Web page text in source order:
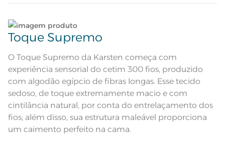
Quantidade de Peças
Atributos
com 3 abas de 7cm com filete
sobreposto de 2,5cm e cordonê
aplicado nos 3 lados
Descrição Visual
Base em cor Rosa com filete nude
aplicado na pala do sobrelençol e
fronha com bordo sobreposto e
cordonê aplicado em cor nude.
Lençol de elástico liso
Composição 100% Algodão
Lave tipos de tecidos distintos separadamente;
Não lave cores claras e cores escuras no mesmo
ciclo;
Lave as peças no ciclo leve, suave ou delicado de
sua lavadora;
Enxágue as peças com bastante água;
Utilize a quantidade mínima de amaciante e sabão;
Toque Supremo
O Toque Supremo da Karsten começa com
experiência sensorial do cetim 300 fios, produzido
com algodão egípcio de fibras longas. Esse tecido
sedoso, de toque extremamente macio e com
cintilância natural, por conta do entrelaçamento dos
fios; além disso, sua estrutura maleável proporciona
um caimento perfeito na cama.